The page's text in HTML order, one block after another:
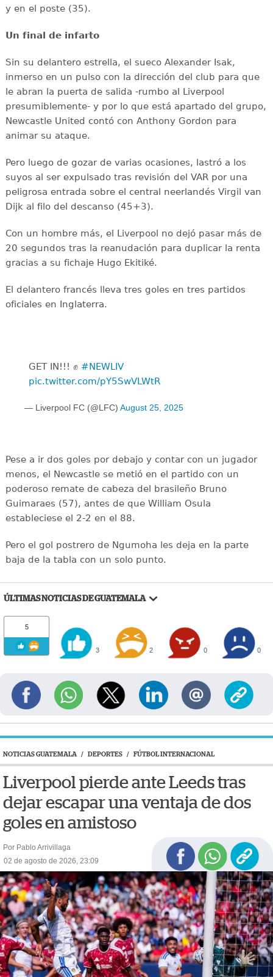
y en el poste (35).
Un final de infarto
Sin su delantero estrella, el sueco Alexander Isak,
inmerso en un pulso con la dirección del club para que
le abran la puerta de salida -rumbo al Liverpool
presumiblemente- y por lo que está apartado del grupo,
Newcastle United contó con Anthony Gordon para
animar su ataque.
Pero luego de gozar de varias ocasiones, lastró a los
suyos al ser expulsado tras revisión del VAR por una
peligrosa entrada sobre el central neerlandés Virgil van
Dijk al filo del descanso (45+3).
Con un hombre más, el Liverpool no dejó pasar más de
20 segundos tras la reanudación para duplicar la renta
gracias a su fichaje Hugo Ekitiké.
El delantero francés lleva tres goles en tres partidos
oficiales en Inglaterra.
GET IN!!! ✊ #NEWLIV
pic.twitter.com/pY5SwVLWtR
— Liverpool FC (@LFC) August 25, 2025
Pese a ir dos goles por debajo y contar con un jugador
menos, el Newcastle se metió en el partido con un
poderoso remate de cabeza del brasileño Bruno
Guimaraes (57), antes de que William Osula
estableciese el 2-2 en el 88.
Pero el gol postrero de Ngumoha les deja en la parte
baja de la tabla con un solo punto.
ÚLTIMAS NOTICIAS DE GUATEMALA
5
3 2 0 0
NOTICIAS GUATEMALA / DEPORTES / FÚTBOL INTERNACIONAL
Liverpool pierde ante Leeds tras
dejar escapar una ventaja de dos
goles en amistoso
Por Pablo Arrivillaga
02 de agosto de 2026, 23:09